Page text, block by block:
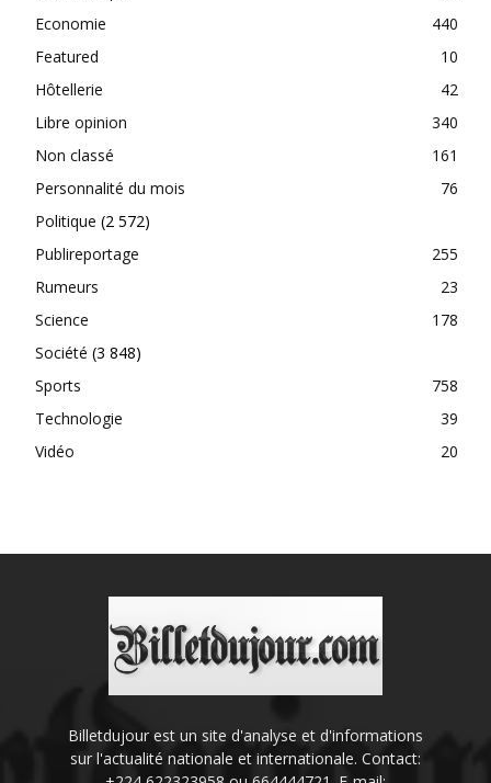
Economie
440
Featured
10
Hôtellerie
42
Libre opinion
340
Non classé
161
Personnalité du mois
76
Politique (2 572)
Publireportage
255
Rumeurs
23
Science
178
Société (3 848)
Sports
758
Technologie
39
Vidéo
20
Billetdujour est un site d'analyse et d'informations
sur l'actualité nationale et internationale. Contact: